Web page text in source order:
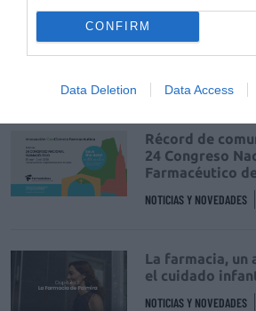
CONFIRM
Data Deletion Data Access
La venta online
de uso humano:
trazabilidad
DIGITAL Isabel Marín
Récord de
24 Congreso
Farmacéutico
NOTICIAS Y NOVEDADES
La farmacia, un
el cuidado
NOTICIAS Y NOVEDADES